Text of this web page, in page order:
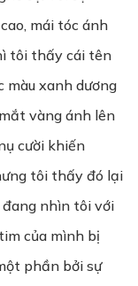
mái tóc ánh
tôi thấy cái tên
màu xanh dương
vàng ánh lên
cười khiến
tôi thấy đó lại
nhìn tôi với
của mình bị
phần bởi sự